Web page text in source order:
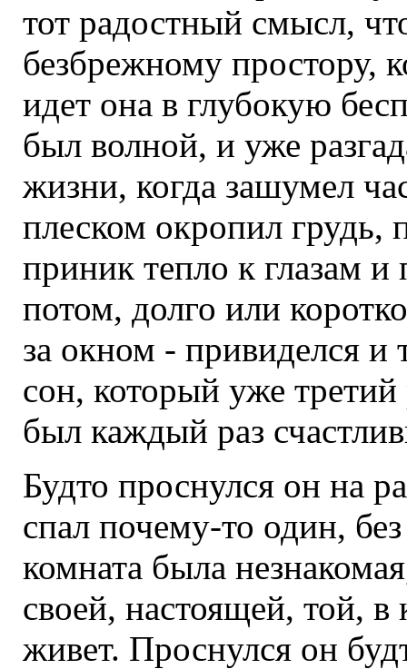
тот радостный смысл,
безбрежному простору,
идет она в глубокую
был волной, и уже
жизни, когда зашумел
плеском окропил грудь,
приник тепло к глазам и
потом, долго или
за окном - привиделся
сон, который уже
был каждый раз
Будто проснулся он на
спал почему-то один,
комната была
своей, настоящей, той, в
живет. Проснулся он